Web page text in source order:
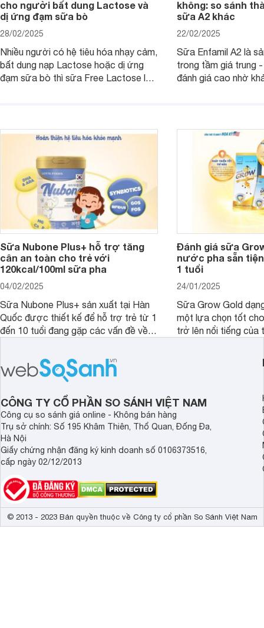
cho người bất dung Lactose và
dị ứng đạm sữa bò
28/02/2025
Nhiều người có hệ tiêu hóa nhạy cảm,
bất dung nạp Lactose hoặc dị ứng
đạm sữa bò thì sữa Free Lactose là
người lớn, giúp giải quyết tình trạng rối
loạn tiêu hóa, hấp thu dễ dàng hơn.
không: so sánh
sữa A2 khác
22/02/2025
Sữa Enfamil A2 là
trong tầm giá trung
đánh giá cao nhờ
dưỡng toàn diện
Sữa Nubone Plus+ hỗ trợ tăng
cân an toàn cho trẻ với
120kcal/100ml sữa pha
04/02/2025
Sữa Nubone Plus+ sản xuất tại Hàn
Quốc được thiết kế để hỗ trợ trẻ từ 1
đến 10 tuổi đang gặp các vấn đề về
dinh dưỡng. Sản phẩm đến từ thương
hiệu Lotte đứng số 1 Hàn Quốc, với
mức giá thành ổn phù hợp với người
dùng Việt.
Đánh giá sữa
nước pha sẵn
1 tuổi
24/01/2025
Sữa Grow Gold
một lựa chọn tốt
trở lên nổi tiếng của
Malaysia. Với thành
đầy đủ và hương vị
thể chất mà còn hỗ
giác.
CÔNG TY CỔ PHẦN SO SÁNH VIỆT NAM
Công cụ so sánh giá online - Không bán hàng
Trụ sở chính: Số 195 Khâm Thiên, Thổ Quan, Đống Đa,
Hà Nội
Giấy chứng nhận đăng ký kinh doanh số 0106373516,
cấp ngày 02/12/2013
© 2013 - 2023 Bản quyền thuộc về Công ty cổ phần So Sánh Việt Nam